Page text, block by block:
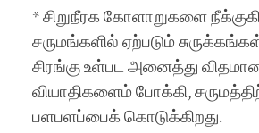
* சிறுநீரக கோளாறுகளை
சருமங்களில் ஏற்படும்
சிரங்கு உள்பட அனைத்து
வியாதிகளைம் போக்கி,
பளபளப்பைக் கொடுக்கிறது.